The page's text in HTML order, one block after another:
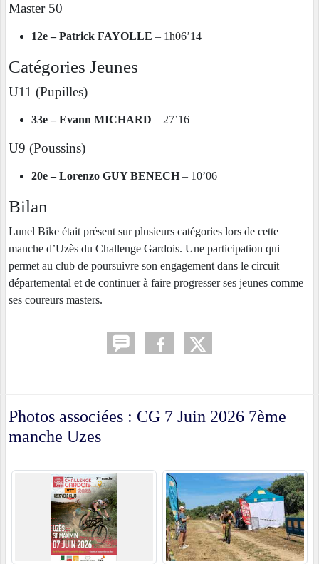
Master 50
12e – Patrick FAYOLLE – 1h06’14
Catégories Jeunes
U11 (Pupilles)
33e – Evann MICHARD – 27’16
U9 (Poussins)
20e – Lorenzo GUY BENECH– 10’06
Bilan
Lunel Bike était présent sur plusieurs catégories lors de cette
manche d’Uzès du Challenge Gardois. Une participation qui
permet au club de poursuivre son engagement dans le circuit
départemental et de continuer à faire progresser ses jeunes comme
ses coureurs masters.
Photos associées : CG 7 Juin 2026 7ème
manche Uzes